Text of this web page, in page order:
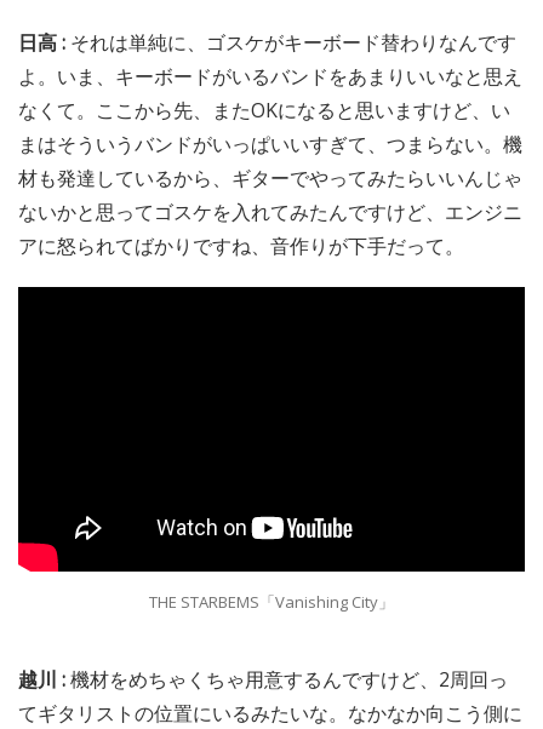
日高 : それは単純に、ゴスケがキーボード替わりなんです
よ。いま、キーボードがいるバンドをあまりいいなと思え
なくて。ここから先、またOKになると思いますけど、い
まはそういうバンドがいっぱいいすぎて、つまらない。機
材も発達しているから、ギターでやってみたらいいんじゃ
ないかと思ってゴスケを入れてみたんですけど、エンジニ
アに怒られてばかりですね、音作りが下手だって。
THE STARBEMS「Vanishing City」
越川 :機材をめちゃくちゃ用意するんですけど、2周回っ
てギタリストの位置にいるみたいな。なかなか向こう側に